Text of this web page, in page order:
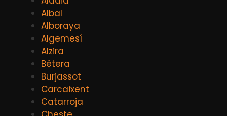
Albal
Alboraya
Algemesí
Alzira
Bétera
Burjassot
Carcaixent
Catarroja